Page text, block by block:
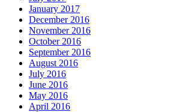
January 2017
December 2016
November 2016
October 2016
September 2016
August 2016
July 2016
June 2016
May 2016
April 2016